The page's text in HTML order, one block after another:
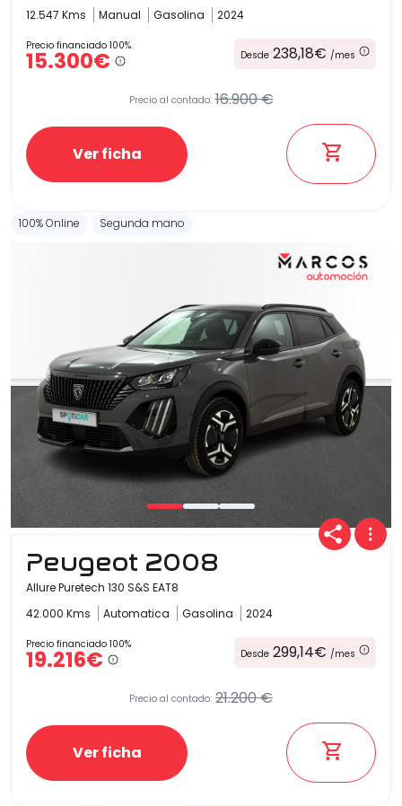
12.547 Kms
Manual Gasolina 2024
Precio financiado 100%
15.300€ Desde 238,18€ /mes
Precio al contado: 16.900 €
Ver ficha
100% Online Segunda mano
Peugeot 2008
Allure Puretech 130 S&S EAT8
42.000 Kms
Automatica Gasolina 2024
Precio financiado 100%
19.216€ Desde 299,14€ /mes
Precio al contado: 21.200 €
Ver ficha